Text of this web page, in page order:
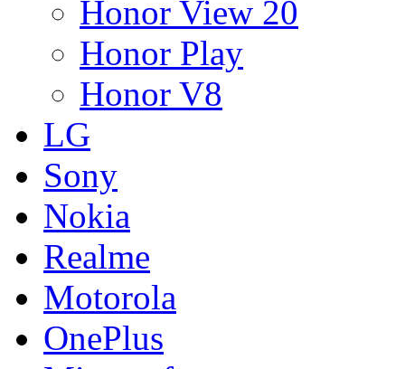
Honor View 20
Honor Play
Honor V8
LG
Sony
Nokia
Realme
Motorola
OnePlus